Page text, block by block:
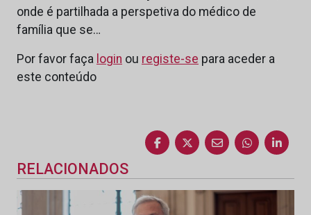
onde é partilhada a perspetiva do médico de
família que se…
Por favor faça login ou registe-se para aceder a
este conteúdo
RELACIONADOS